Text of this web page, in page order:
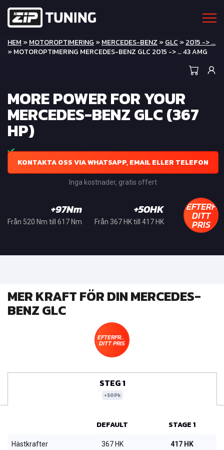
HEM »MOTOROPTIMERING »MERCEDES-BENZ »GLC »2015 -> ...
» MOTOROPTIMERING MERCEDES-BENZ GLC 2015 -> … 43 AMG
MORE POWER FOR YOUR
MERCEDES-BENZ GLC (367
HP)
KONTAKTA OSS VIA WHATSAPP, EMAIL ELLER TELEFON
Inga kostnader, gratis offert
+97Nm
Från 520 Nm till 617 Nm
+50HK
Från 367 HK till 417 HK DITT
PRIS
MER KRAFT FÖR DIN MERCEDES-
BENZ GLC
EFTERFRÅGA
DITT PRIS
STEG 1
+50Pk
DEFAULT STAGE 1
Hästkrafter 367 HK 417 HK